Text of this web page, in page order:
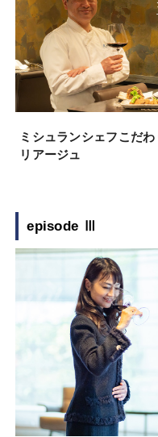
ミシュランシェフこだ
リアージュ
episode Ⅲ